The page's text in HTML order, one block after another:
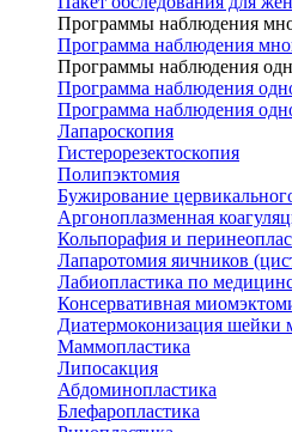
Программы наблюдения
Программа наблюдения
Программы наблюдения
Программа наблюдения
Программа наблюдения
Лапароскопия
Гистерорезектоскопия
Полипэктомия
Бужирование
Аргоноплазменная
Кольпорафия и
Лапаротомия яичников
Лабиопластика по
Консервативная
Диатермоконизация шейки
Маммопластика
Липосакция
Абдоминопластика
Блефаропластика